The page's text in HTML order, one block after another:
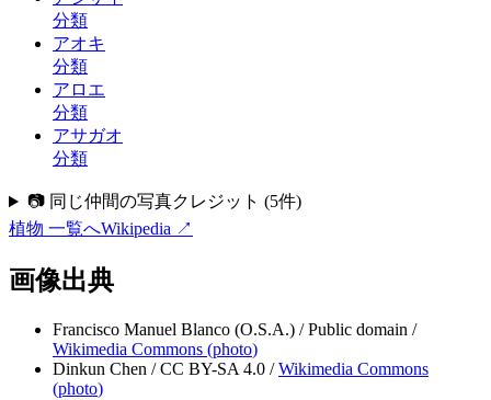
分類
アオキ
分類
アロエ
分類
アサガオ
分類
📷 同じ仲間の写真クレジット (5件)
植物 一覧へWikipedia ↗
画像出典
Francisco Manuel Blanco (O.S.A.) /Public domain /
Wikimedia Commons (photo)
Dinkun Chen /CC BY-SA 4.0 / Wikimedia Commons
(photo)